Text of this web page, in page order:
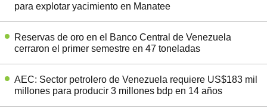
para explotar yacimiento en Manatee
Reservas de oro en el Banco Central de Venezuela
cerraron el primer semestre en 47 toneladas
AEC: Sector petrolero de Venezuela requiere US$183 mil
millones para producir 3 millones bdp en 14 años